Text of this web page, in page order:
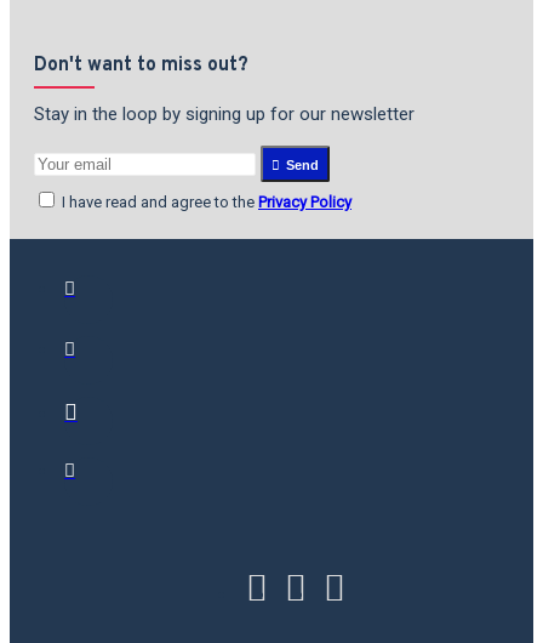
Don't want to miss out?
Stay in the loop by signing up for our newsletter
Send
I have read and agree to the Privacy Policy